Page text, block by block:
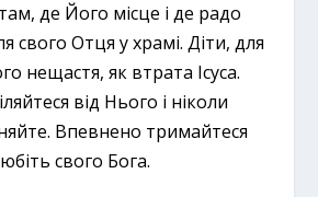
де Його місце і де радо
свого Отця у храмі. Діти, для
нещастя, як втрата Ісуса.
від Нього і ніколи
Впевнено тримайтеся
свого Бога.